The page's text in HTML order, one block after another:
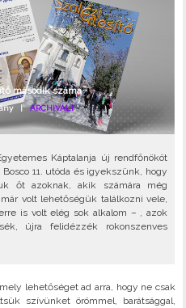
második száma
|ARCHIVÁLT
Káptalanja új rendfőnököt
11. utóda és igyekszünk, hogy
őt azoknak, akik számára még
volt lehetőségük találkozni vele,
is volt elég sok alkalom – , azok
újra felidézzék rokonszenves
lehetőséget ad arra, hogy ne csak
szívünket örömmel, barátsággal,